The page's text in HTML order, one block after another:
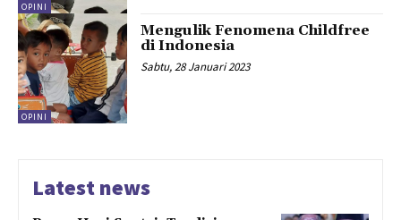
OPINI
OPINI
Mengulik Fenomena Childfree
di Indonesia
Sabtu, 28 Januari 2023
Latest news